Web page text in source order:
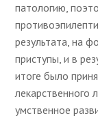
патологию,
результата, на
приступы, и в
итоге было
лекарственного
умственное